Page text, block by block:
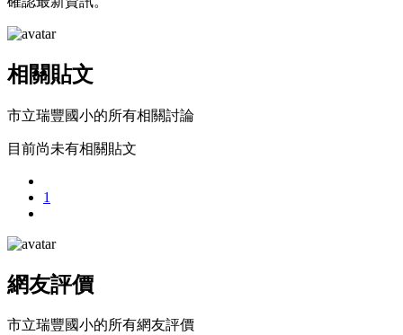
相關貼文
市立瑞豐國小的所有相關討論
目前尚未有相關貼文
1
網友評價
市立瑞豐國小的所有網友評價